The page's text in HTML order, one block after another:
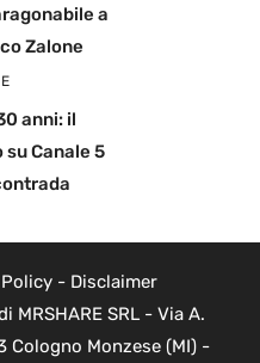
a
Zalone
anni: il
Canale 5
- Disclaimer
SRL - Via A.
Cologno Monzese (MI) -